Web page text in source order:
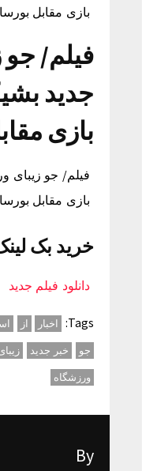
بازی مقابل
فیلم/ جو
جدید
بازی
فیلم/ جو زیبای
بازی مقابل
خرید بک
دانلود فیلم جدید
Tags: اخبار از
جو
خبر جدید
ورزشگاه
By